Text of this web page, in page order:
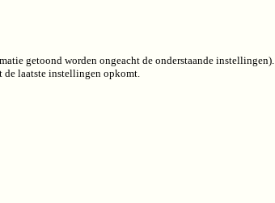
getoond worden ongeacht de onderstaande instellingen).
de laatste instellingen opkomt.